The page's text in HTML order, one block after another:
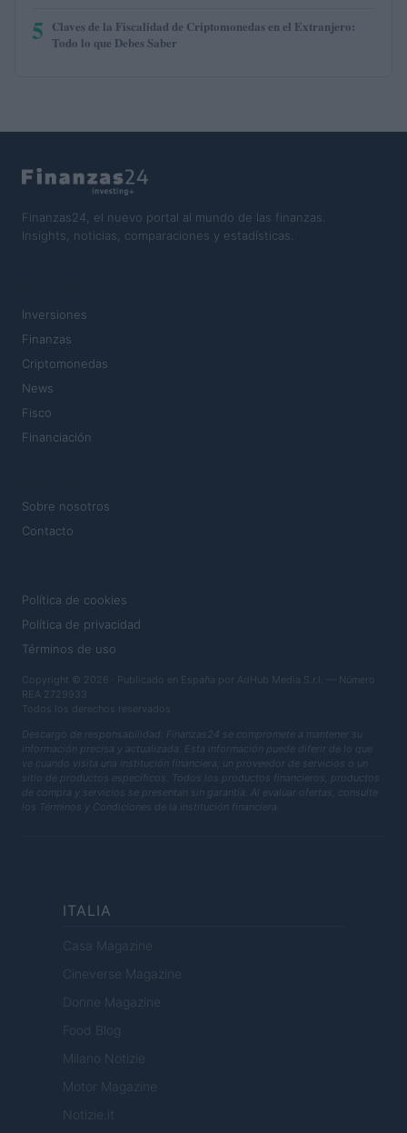
5 Claves de la Fiscalidad de Criptomonedas en el Extranjero:
Todo lo que Debes Saber
Finanzas24, el nuevo portal al mundo de las finanzas.
Insights, noticias, comparaciones y estadísticas.
Inversiones
Finanzas
Criptomonedas
News
Fisco
Financiación
Sobre nosotros
Contacto
Política de cookies
Política de privacidad
Términos de uso
Copyright © 2026 · Publicado en España por AdHub Media S.r.l. — Número
REA 2729933
Todos los derechos reservados
Descargo de responsabilidad: Finanzas24 se compromete a mantener su
información precisa y actualizada. Esta información puede diferir de lo que
ve cuando visita una institución financiera, un proveedor de servicios o un
sitio de productos específicos. Todos los productos financieros, productos
de compra y servicios se presentan sin garantía. Al evaluar ofertas, consulte
los Términos y Condiciones de la institución financiera.
ITALIA
Casa Magazine
Cineverse Magazine
Donne Magazine
Food Blog
Milano Notizie
Motor Magazine
Notizie.it